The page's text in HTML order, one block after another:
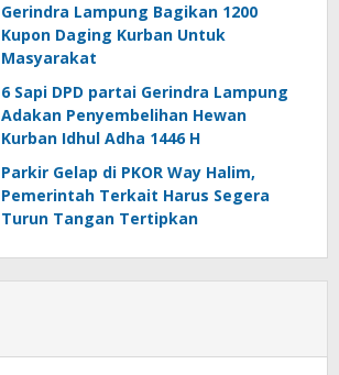
Gerindra Lampung Bagikan 1200
Kupon Daging Kurban Untuk
Masyarakat
6 Sapi DPD partai Gerindra Lampung
Adakan Penyembelihan Hewan
Kurban Idhul Adha 1446 H
Parkir Gelap di PKOR Way Halim,
Pemerintah Terkait Harus Segera
Turun Tangan Tertipkan